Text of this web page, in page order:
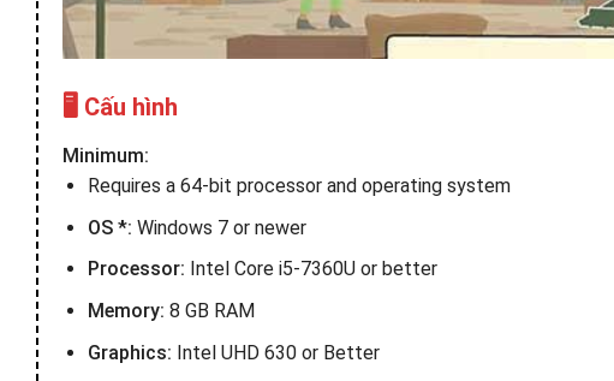
🖥️ Cấu hình
Minimum:
Requires a 64-bit processor and operating system
OS *: Windows 7 or newer
Processor: Intel Core i5-7360U or better
Memory: 8 GB RAM
Graphics: Intel UHD 630 or Better